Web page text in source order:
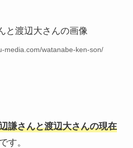
watanabe-ken-son/
謙さんと渡辺大さんの現在
す。